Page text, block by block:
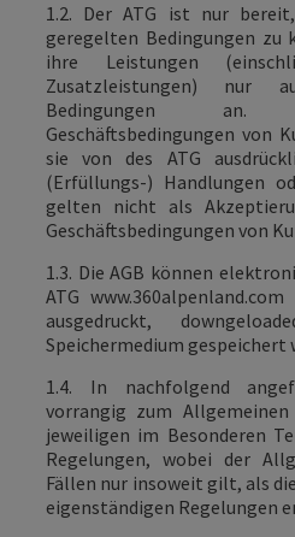
1.2. Der ATG ist nur
geregelten Bedingungen
ihre Leistungen
Zusatzleistungen) nur
Bedingungen
Geschäftsbedingungen von
sie von des ATG
(Erfüllungs-) Handlungen
gelten nicht als
Geschäftsbedingungen von
1.3. Die AGB können
ATGwww.360alpenland.com
ausgedruckt,
Speichermedium gespeichert
1.4. In nachfolgend
vorrangig zum
jeweiligen im Besonderen
Regelungen, wobei der
Fällen nur insoweit gilt, als
eigenständigen Regelungen